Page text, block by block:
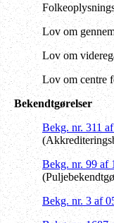
Lov om
Lov om
Lov om centre
Bekendtgørelser
Bekg. nr. 311
Bekg. nr. 99 af
Bekg. nr. 3 af